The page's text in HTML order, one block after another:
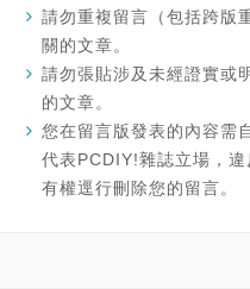
請勿重複留言（包括跨版
關的文章。
請勿張貼涉及未經證實或
的文章。
您在留言版發表的內容需
代表PCDIY!雜誌立場，
有權逕行刪除您的留言。